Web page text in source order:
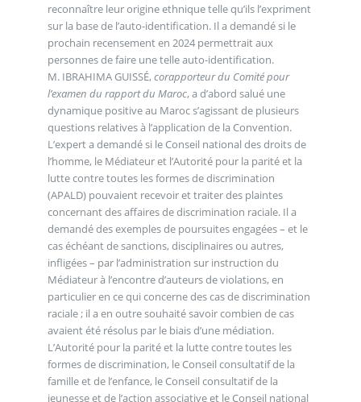
reconnaître leur origine ethnique telle qu’ils l’expriment
sur la base de l’auto-identification. Il a demandé si le
prochain recensement en 2024 permettrait aux
personnes de faire une telle auto-identification.
M. IBRAHIMA GUISSÉ, corapporteur du Comité pour
l’examen du rapport du Maroc, a d’abord salué une
dynamique positive au Maroc s’agissant de plusieurs
questions relatives à l’application de la Convention.
L’expert a demandé si le Conseil national des droits de
l’homme, le Médiateur et l’Autorité pour la parité et la
lutte contre toutes les formes de discrimination
(APALD) pouvaient recevoir et traiter des plaintes
concernant des affaires de discrimination raciale. Il a
demandé des exemples de poursuites engagées – et le
cas échéant de sanctions, disciplinaires ou autres,
infligées – par l’administration sur instruction du
Médiateur à l’encontre d’auteurs de violations, en
particulier en ce qui concerne des cas de discrimination
raciale ; il a en outre souhaité savoir combien de cas
avaient été résolus par le biais d’une médiation.
L’Autorité pour la parité et la lutte contre toutes les
formes de discrimination, le Conseil consultatif de la
famille et de l’enfance, le Conseil consultatif de la
jeunesse et de l’action associative et le Conseil national